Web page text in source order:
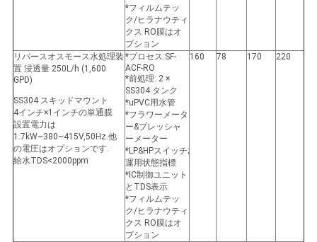
*フィルムテッ
ク/ヒラナウティ
クス RO膜はオ
プション
リバースオスモース水処理装
置 浸透量 250L/h (1,600
GPD)
SS304 スキッドマウント
4インチ×1インチの単通膜
設置電力は
1.7kW~380~415V,50Hz.他
の電圧はオプションです.
給水TDS<2000ppm
*プロセス:SF-
ACF-RO
*前処理: 2 ×
SS304 タンク
*uPVC用水管
*フラワーメータ
ー&プレッシャ
ーメーター
*LP&HPスイッチ;
運用状態指標
*IC制御ユニット
とTDS表示
*フィルムテッ
ク/ヒラナウティ
クス RO膜はオ
プション
160 78 170 220